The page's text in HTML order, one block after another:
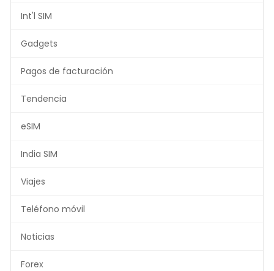
Int'l SIM
Gadgets
Pagos de facturación
Tendencia
eSIM
India SIM
Viajes
Teléfono móvil
Noticias
Forex